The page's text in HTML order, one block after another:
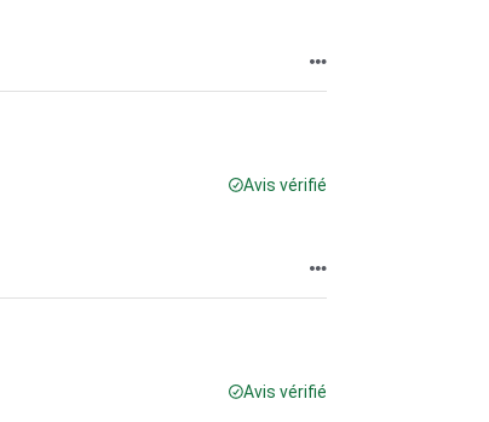
Avis vérifié
Avis vérifié